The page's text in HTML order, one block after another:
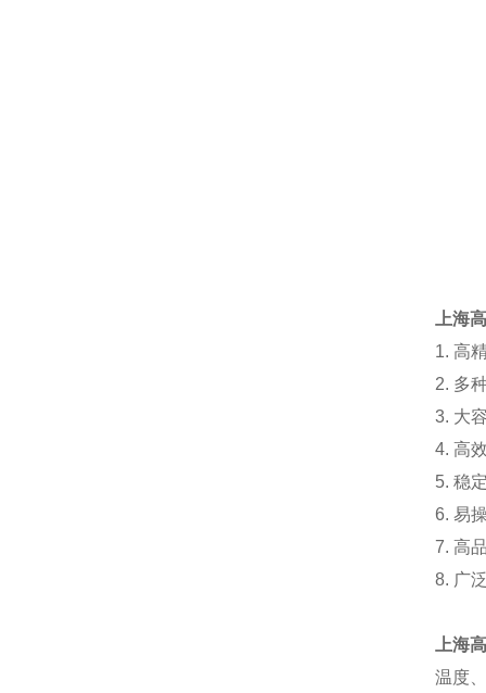
上海
1. 高
2. 多
3. 大
4. 高
5. 稳
6. 易
7. 高
8. 广
上海
温度